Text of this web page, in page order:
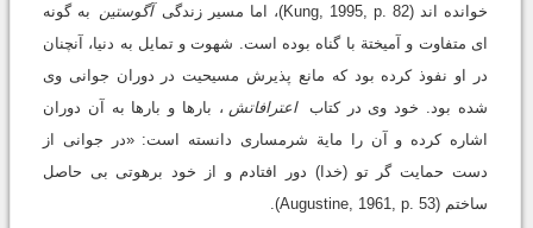
خوانده اند (Kung, 1995, p. 82)، اما مسیر زندگی
آگوستین به گونه
ای متفاوت و آمیختة با گناه بوده است. شهوت و تمایل به دنیا، آنچنان
در او نفوذ کرده بود که مانع پذیرش مسیحیت در دوران جوانی وی
شده بود. خود وی در کتاب
اعترافاتش ، بارها و بارها به آن دوران
اشاره کرده و آن را مایة شرمساری دانسته است: «در جوانی از
دست حمایت گر تو (خدا) دور افتادم و از خود برهوتی بی حاصل
ساختم (Augustine, 1961, p. 53).